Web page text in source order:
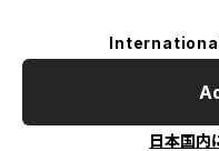
日本国内